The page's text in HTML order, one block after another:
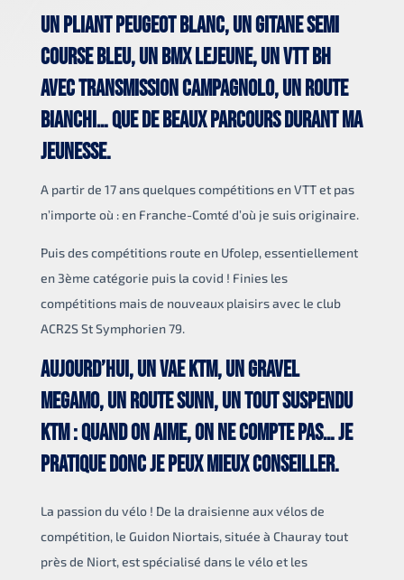
Un pliant Peugeot blanc, un Gitane semi
course bleu, un bmx Lejeune, un vtt BH
avec transmission Campagnolo, un route
Bianchi… que de beaux parcours durant ma
jeunesse.
A partir de 17 ans quelques compétitions en VTT et pas
n’importe où : en Franche-Comté d’où je suis originaire.
Puis des compétitions route en Ufolep, essentiellement
en 3ème catégorie puis la covid ! Finies les
compétitions mais de nouveaux plaisirs avec le club
ACR2S St Symphorien 79.
Aujourd’hui, un vae KTM, un gravel
MEGAMO, un route SUNN, un tout suspendu
KTM : quand on aime, on ne compte pas… je
pratique donc je peux mieux conseiller.
La passion du vélo ! De la draisienne aux vélos de
compétition, le Guidon Niortais, située à Chauray tout
près de Niort, est spécialisé dans le vélo et les